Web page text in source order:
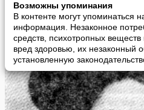
Возможны упоминания
В контенте могут упоминаться
информация. Незаконное
средств, психотропных
вред здоровью, их незаконный
установленную